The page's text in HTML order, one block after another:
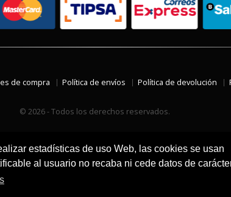
estadísticas de uso Web, las cookies se usan
al usuario no recaba ni cede datos de
de compra Política de envíos Política de devolución
© 2026 - Todos los derechos reservados.